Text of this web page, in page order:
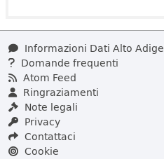
Informazioni Dati Alto Adige
Domande frequenti
Atom Feed
Ringraziamenti
Note legali
Privacy
Contattaci
Cookie